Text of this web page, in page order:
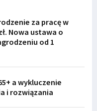
za pracę w
Nowa ustawa o
od 1
a wykluczenie
i rozwiązania